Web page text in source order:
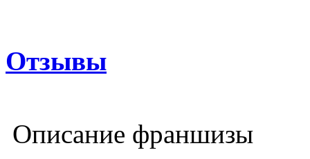
Отзывы
Описание франшизы